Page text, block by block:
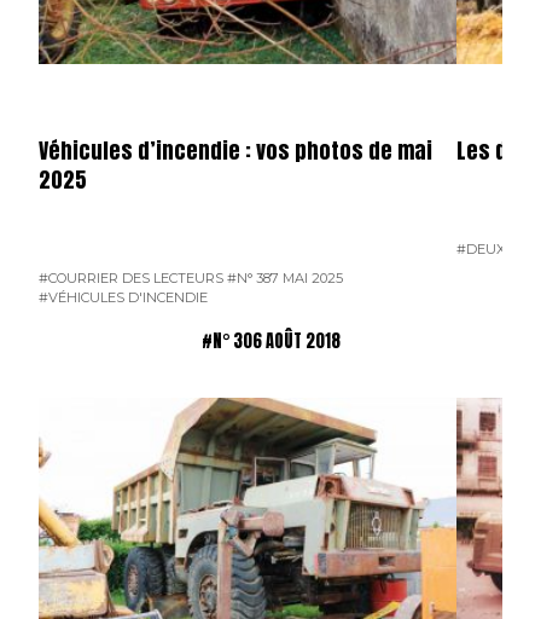
Véhicules d’incendie : vos photos de mai
2025
#COURRIER DES LECTEURS #N° 387 MAI 2025
#VÉHICULES D'INCENDIE
Les
#DEUX-
#N° 306 AOÛT 2018